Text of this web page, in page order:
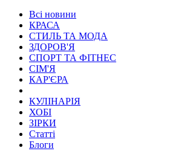
Всі новини
КРАСА
СТИЛЬ ТА МОДА
ЗДОРОВ'Я
СПОРТ ТА ФІТНЕС
СІМ'Я
КАР'ЄРА
КУЛІНАРІЯ
ХОБІ
ЗІРКИ
Статті
Блоги